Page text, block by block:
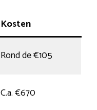
Kosten
Rond de €105
C.a. €670